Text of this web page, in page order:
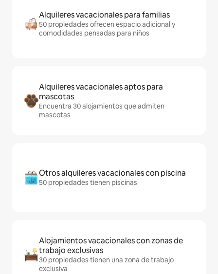
Alquileres vacacionales para familias
50 propiedades ofrecen espacio adicional y
comodidades pensadas para niños
Alquileres vacacionales aptos para
mascotas
Encuentra 30 alojamientos que admiten
mascotas
Otros alquileres vacacionales con piscina
50 propiedades tienen piscinas
Alojamientos vacacionales con zonas de
trabajo exclusivas
30 propiedades tienen una zona de trabajo
exclusiva